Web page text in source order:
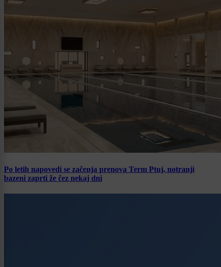
Po letih napovedi se začenja prenova Term Ptuj, notranji
bazeni zaprti že čez nekaj dni